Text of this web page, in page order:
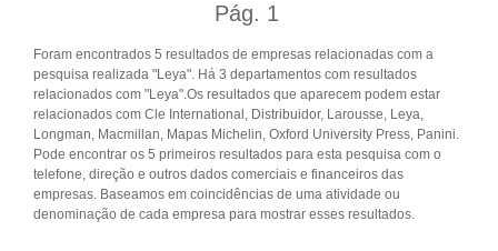
Pág. 1
Foram encontrados 5 resultados de empresas relacionadas com a
pesquisa realizada "Leya". Há 3 departamentos com resultados
relacionados com "Leya".Os resultados que aparecem podem estar
relacionados com Cle International, Distribuidor, Larousse, Leya,
Longman, Macmillan, Mapas Michelin, Oxford University Press, Panini.
Pode encontrar os 5 primeiros resultados para esta pesquisa com o
telefone, direção e outros dados comerciais e financeiros das
empresas. Baseamos em coincidências de uma atividade ou
denominação de cada empresa para mostrar esses resultados.